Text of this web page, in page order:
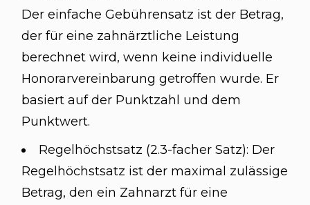
Der einfache Gebührensatz ist der Betrag,
der für eine zahnärztliche Leistung
berechnet wird, wenn keine individuelle
Honorarvereinbarung getroffen wurde. Er
basiert auf der Punktzahl und dem
Punktwert.
Regelhöchstsatz (2.3-facher Satz): Der
Regelhöchstsatz ist der maximal zulässige
Betrag, den ein Zahnarzt für eine